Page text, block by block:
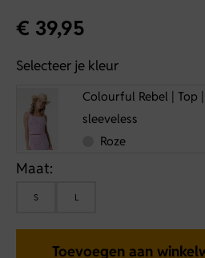
€ 39,95
Selecteer je kleur
Colourful Rebel | Top |
sleeveless
Roze
Maat:
S L
Toevoegen aan